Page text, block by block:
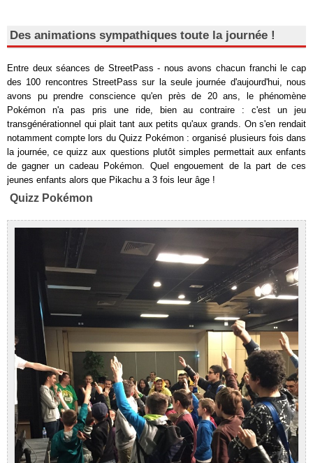
Des animations sympathiques toute la journée !
Entre deux séances de StreetPass - nous avons chacun franchi le cap
des 100 rencontres StreetPass sur la seule journée d'aujourd'hui, nous
avons pu prendre conscience qu'en près de 20 ans, le phénomène
Pokémon n'a pas pris une ride, bien au contraire : c'est un jeu
transgénérationnel qui plait tant aux petits qu'aux grands. On s'en rendait
notamment compte lors du Quizz Pokémon : organisé plusieurs fois dans
la journée, ce quizz aux questions plutôt simples permettait aux enfants
de gagner un cadeau Pokémon. Quel engouement de la part de ces
jeunes enfants alors que Pikachu a 3 fois leur âge !
Quizz Pokémon